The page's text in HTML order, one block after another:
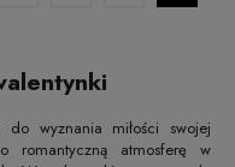
wyznania miłości swojej
romantyczną atmosferę w